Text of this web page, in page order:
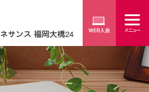
サンス 福岡大橋24